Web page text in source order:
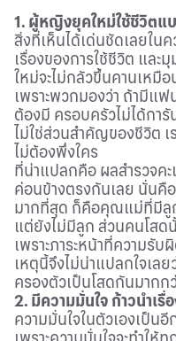
1. ผู้หญิงยุคใหม่ใช้ชีวิตแ
สิ่งที่เห็นได้เด่นชัดเลยใน
เรื่องของการใช้ชีวิต และ
ใหม่จะไม่กลัวขึ้นคานเหมื
เพราะพวกมองว่า ถ้ามีแ
ต้องมี ครอบครัวไม่ได้กา
ไม่ใช่ส่วนสำคัญของชีวิต
ไม่ต้องพึ่งใคร
ที่น่าแปลกคือ ผลสำรวจค
ค่อนข้างตรงกันเลย นั่นคื
มากที่สุด ก็คือคุณแม่ที่มีลู
แต่ยังไม่มีลูก ส่วนคนโส
เพราะภาระหน้าที่ความรั
เหตุนี้จึงไม่น่าแปลกใจเล
ครองตัวเป็นโสดกันมากก
2. มีความมั่นใจ ก้าวนำเรื่
ความมั่นใจในตัวเองเป็